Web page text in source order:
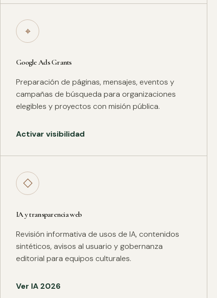
⌖
Google Ads Grants
Preparación de páginas, mensajes, eventos y
campañas de búsqueda para organizaciones
elegibles y proyectos con misión pública.
Activar visibilidad
◇
IA y transparencia web
Revisión informativa de usos de IA, contenidos
sintéticos, avisos al usuario y gobernanza
editorial para equipos culturales.
Ver IA 2026